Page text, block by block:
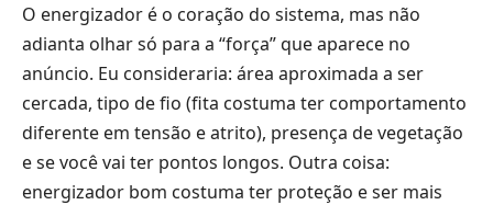
O energizador é o coração do sistema, mas não
adianta olhar só para a “força” que aparece no
anúncio. Eu consideraria: área aproximada a ser
cercada, tipo de fio (fita costuma ter comportamento
diferente em tensão e atrito), presença de vegetação
e se você vai ter pontos longos. Outra coisa:
energizador bom costuma ter proteção e ser mais